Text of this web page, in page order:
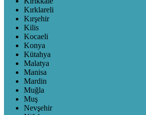
Kırklareli
Kırşehir
Kilis
Kocaeli
Konya
Kütahya
Malatya
Manisa
Mardin
Muğla
Muş
Nevşehir